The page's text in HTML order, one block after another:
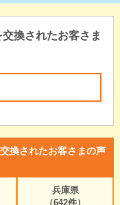
換されたお客さま
換されたお客さまの声
兵庫県
（642件）